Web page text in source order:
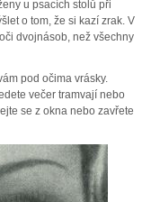
u psacích stolů při
o tom, že si kazí zrak. V
dvojnásob, než všechny
pod očima vrásky.
večer tramvají nebo
se z okna nebo zavřete